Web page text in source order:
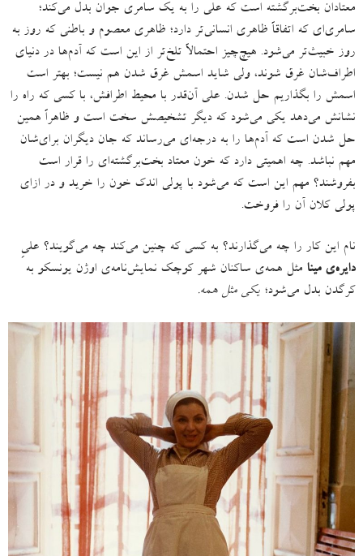
معتادان بخت‌برگشته است که علی را به یک سامری جوان بدل می‌کند؛
سامری‌ای که اتفاقاً ظاهری انسانی‌تر دارد؛ ظاهری معصوم و باطنی که روز به
روز خبیث‌تر می‌شود. هیچ‌چیز احتمالاً تلخ‌تر از این است که آدم‌ها در دنیای
اطراف‌شان غرق شوند، ولی شاید اسمش غرق شدن هم نیست؛ بهتر است
اسمش را بگذاریم حل شدن. علی آن‌قدر با محیط اطرافش، با کسی که راه را
نشانش می‌دهد یکی می‌شود که دیگر تشخیصش سخت است و ظاهراً همین
حل شدن است که آدم‌ها را به درجه‌ای می‌رساند که جان دیگران برای‌شان
مهم نباشد. چه اهمیتی دارد که خون معتاد بخت‌برگشته‌ای را قرار است
بفروشند؟ مهم این است که می‌شود با پولی اندک خون را خرید و در ازای
پولی کلان آن را فروخت.
نام این کار را چه می‌گذارند؟ به کسی که چنین می‌کند چه می‌گویند؟ علیِ
دایره‌ی مینا مثل همه‌ی ساکنان شهر کوچک نمایش‌نامه‌ی اوژن یونسکو به
کرگدن بدل می‌شود؛ یکی مثل همه.